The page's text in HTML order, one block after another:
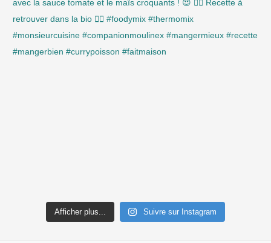
Afficher plus... Suivre sur Instagram